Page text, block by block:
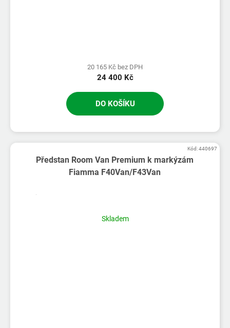
20 165 Kč bez DPH
24 400 Kč
DO KOŠÍKU
Předstan Room Van Premium k markýzám
Fiamma F40Van/F43Van
Skladem
Kód:440697